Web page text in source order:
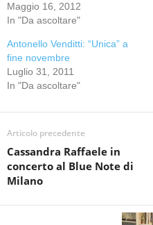
Maggio 16, 2012
In "Da ascoltare"
Antonello Venditti: “Unica” a
fine novembre
Luglio 31, 2011
In "Da ascoltare"
Articolo precedente
Cassandra Raffaele in
concerto al Blue Note di
Milano